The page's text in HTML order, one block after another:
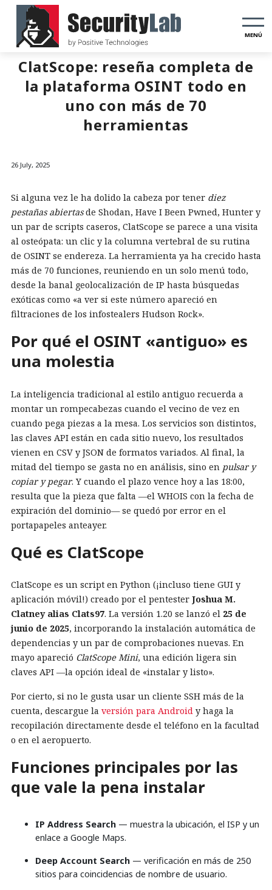
MENÚ
ClatScope: reseña completa de
la plataforma OSINT todo en
uno con más de 70
herramientas
26 July, 2025
Si alguna vez le ha dolido la cabeza por tener diez
pestañas abiertasde Shodan, Have I Been Pwned, Hunter y
un par de scripts caseros, ClatScope se parece a una visita
al osteópata: un clic y la columna vertebral de su rutina
de OSINT se endereza. La herramienta ya ha crecido hasta
más de 70 funciones, reuniendo en un solo menú todo,
desde la banal geolocalización de IP hasta búsquedas
exóticas como «a ver si este número apareció en
filtraciones de los infostealers Hudson Rock».
Por qué el OSINT «antiguo» es
una molestia
La inteligencia tradicional al estilo antiguo recuerda a
montar un rompecabezas cuando el vecino de vez en
cuando pega piezas a la mesa. Los servicios son distintos,
las claves API están en cada sitio nuevo, los resultados
vienen en CSV y JSON de formatos variados. Al final, la
mitad del tiempo se gasta no en análisis, sino en pulsar y
copiar y pegar. Y cuando el plazo vence hoy a las 18:00,
resulta que la pieza que falta —el WHOIS con la fecha de
expiración del dominio— se quedó por error en el
portapapeles anteayer.
Qué es ClatScope
ClatScope es un script en Python (¡incluso tiene GUI y
aplicación móvil!) creado por el pentester Joshua M.
Clatney alias Clats97. La versión 1.20 se lanzó el 25 de
junio de 2025, incorporando la instalación automática de
dependencias y un par de comprobaciones nuevas. En
mayo apareció ClatScope Mini, una edición ligera sin
claves API —la opción ideal de «instalar y listo».
Por cierto, si no le gusta usar un cliente SSH más de la
cuenta, descargue la versión para Android y haga la
recopilación directamente desde el teléfono en la facultad
o en el aeropuerto.
Funciones principales por las
que vale la pena instalar
IP Address Search — muestra la ubicación, el ISP y un
enlace a Google Maps.
Deep Account Search — verificación en más de 250
sitios para coincidencias de nombre de usuario.